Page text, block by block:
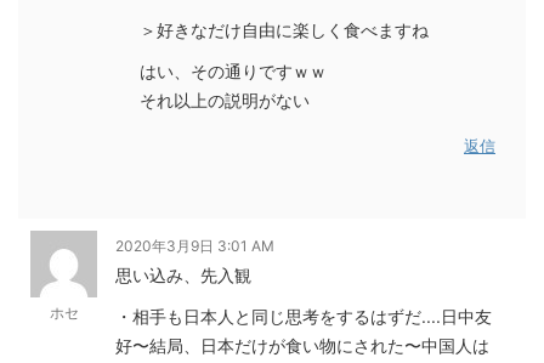
＞好きなだけ自由に楽しく食べますね
はい、その通りですｗｗ
それ以上の説明がない
返信
ホセ
2020年3月9日 3:01 AM
思い込み、先入観
・相手も日本人と同じ思考をするはずだ....日中友
好〜結局、日本だけが食い物にされた〜中国人は